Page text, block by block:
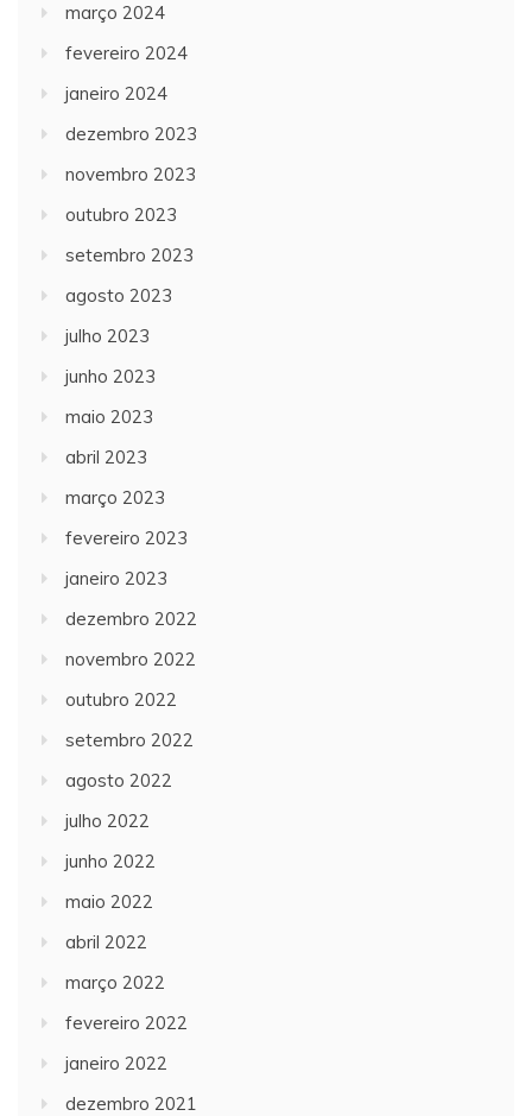
março 2024
fevereiro 2024
janeiro 2024
dezembro 2023
novembro 2023
outubro 2023
setembro 2023
agosto 2023
julho 2023
junho 2023
maio 2023
abril 2023
março 2023
fevereiro 2023
janeiro 2023
dezembro 2022
novembro 2022
outubro 2022
setembro 2022
agosto 2022
julho 2022
junho 2022
maio 2022
abril 2022
março 2022
fevereiro 2022
janeiro 2022
dezembro 2021